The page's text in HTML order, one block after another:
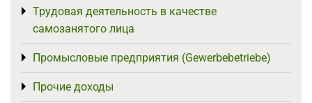
Трудовая деятельность в качестве
самозанятого лица
Toggle menu
Промысловые предприятия (Gewerbebetriebe)
Toggle menu
Прочие доходы
Toggle menu